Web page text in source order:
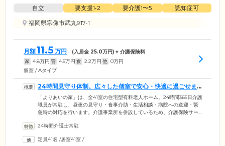
自立 要支援1•2 要介護1〜5
認知症可
福岡県宗像市武丸917-1
月額11.5 万円 (入居金 25.0万円) + 介護保険料
家 4.8万円 管 4.5万円 食 2.2万円 他 0万円
個室 / Aタイプ
24時間見守り体制。広々した個室で安心・快適に過ごせま
す「よりあいの家」は、全41室の住宅型有料老人ホーム。24時間365日介護
職員が常駐し、昼夜の見守り・食事介助・生活相談・病院への送迎・緊
急時の対応を行います。介護事業所を併設しているため、介護保険サー
を受けられます。近隣の病院と提携しており、定期的に往診もしており
い空間です。冷暖房・介護ベッド・洗面台・トイレも各部屋に完備して
24時間介護士常駐
定員41名 /居室41室 /